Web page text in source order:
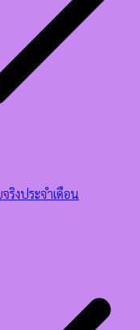
ริงประจำเดือน